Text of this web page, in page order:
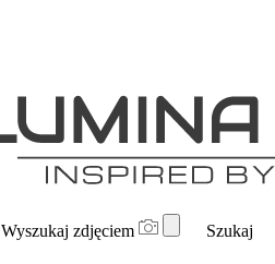
Wyszukaj zdjęciem Szukaj